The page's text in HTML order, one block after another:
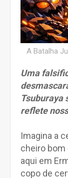
A Batalha
Uma
Tsuburaya
reflete
Imagina a
cheiro bom
aqui em
copo de